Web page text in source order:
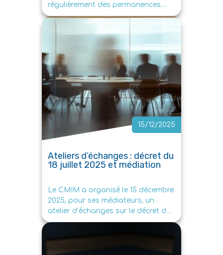
régulièrement des permanences
médiation au sein des […]
15/12/2025
Ateliers d’échanges : décret du
18 juillet 2025 et médiation
Le CMIM a organisé le 15 décembre
2025, pour ses médiateurs, un
atelier d’échanges sur le décret du
18 juillet […]